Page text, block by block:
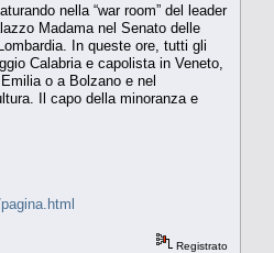
nella “war room” del leader
Madama nel Senato delle
In queste ore, tutti gli
Calabria e capolista in Veneto,
o a Bolzano e nel
Il capo della minoranza e
Registrato